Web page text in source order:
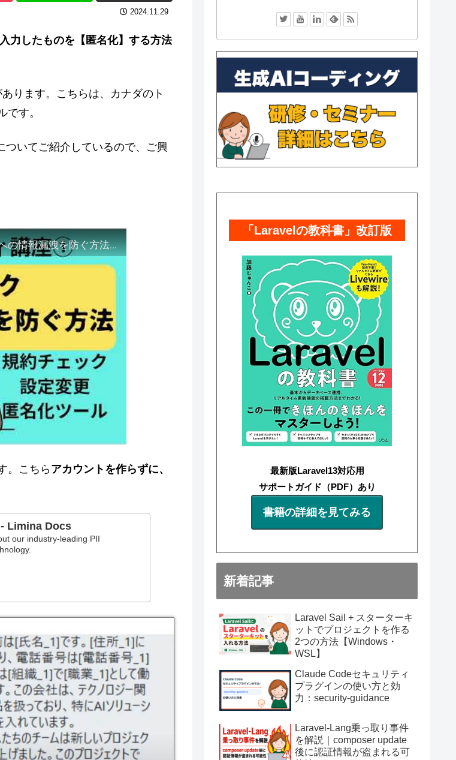
2024.11.29
力したものを【匿名化】する方法
あります。こちらは、カナダのト
す。
ついてご紹介しているので、ご興
AI時代のセキュリティ講座①ユーザーによるChatGPTへの情報漏洩を防ぐ方法（学習に使われないよう設定変更・入力内容を匿名化するツールPrivateAIのご紹介）
。こちらアカウントを作らずに、
Limina Docs
our industry-leading PII
「Laravelの教科書」改訂版
最新版Laravel13対応用
サポートガイド（PDF）あり
書籍の詳細を見てみる
新着記事
Laravel Sail + スターターキ
ットでプロジェクトを作る
2つの方法【Windows・
WSL】
Claude Codeセキュリティ
プラグインの使い方と効
力：security-guidance
Laravel-Lang乗っ取り事件
を解説｜composer update
後に認証情報が盗まれる可